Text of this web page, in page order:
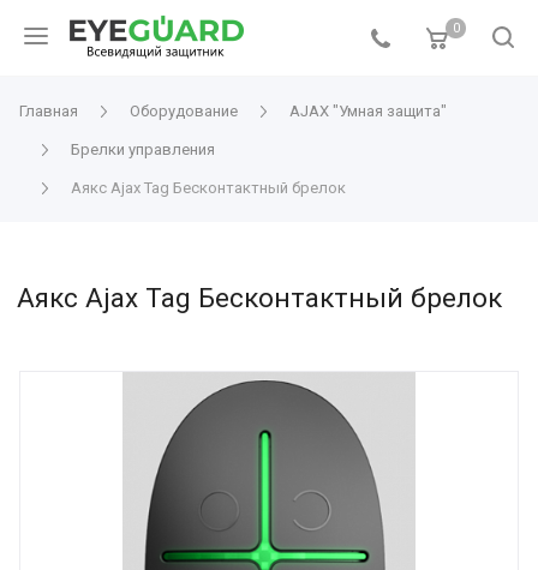
0
Главная Оборудование AJAX "Умная защита"
Брелки управления
Аякс Ajax Tag Бесконтактный брелок
Аякс Ajax Tag Бесконтактный брелок